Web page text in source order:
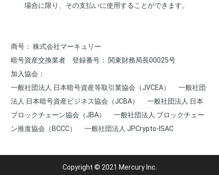
場合に限り、その支払いに使用することができます。
商号
株式会社マーキュリー
暗号資産交換業者 登録番号
関東財務局長00025号
加入協会
一般社団法人 日本暗号資産等取引業協会（JVCEA）
一般社団
法人 日本暗号資産ビジネス協会（JCBA）
一般社団法人 日本
ブロックチェーン協会（JBA）
一般社団法人 ブロックチェー
ン推進協会（BCCC）
一般社団法人 JPCrypto-ISAC
Copyright © 2021 Mercury Inc.